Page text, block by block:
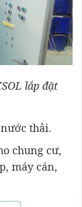
lắp đặt
thải.
chung cư,
máy cán,